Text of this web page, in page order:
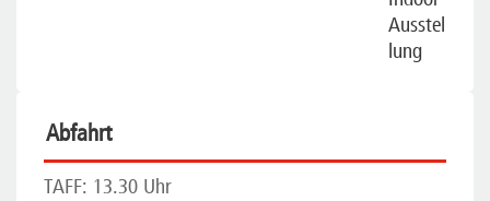
Ausstel
lung
Abfahrt
TAFF: 13.30 Uhr